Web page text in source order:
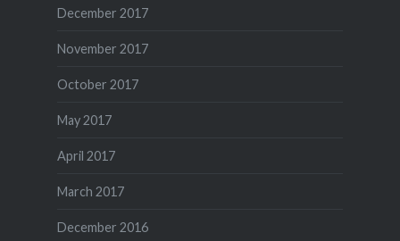
December 2017
November 2017
October 2017
May 2017
April 2017
March 2017
December 2016